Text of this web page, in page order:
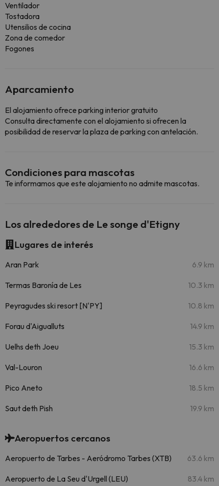
Ventilador
Tostadora
Utensilios de cocina
Zona de comedor
Fogones
Aparcamiento
El alojamiento ofrece parking interior gratuito
Consulta directamente con el alojamiento si ofrecen la
posibilidad de reservar la plaza de parking con antelación.
Condiciones para mascotas
Te informamos que este alojamiento no admite mascotas.
Los alrededores de Le songe d'Etigny
Lugares de interés
Aran Park 6.9 km
Termas Baronía de Les 10.3 km
Peyragudes ski resort [N'PY] 10.8 km
Forau d'Aigualluts 14.9 km
Uelhs deth Joeu 15.3 km
Val-Louron 16.6 km
Pico Aneto 18.5 km
Saut deth Pish 19.9 km
Aeropuertos cercanos
Aeropuerto de Tarbes - Aeródromo Tarbes (XTB) 63.6 km
Aeropuerto de La Seu d'Urgell (LEU) 83.4 km